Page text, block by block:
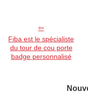
Fiba est le spécialiste
du tour de cou porte
badge personnalisé